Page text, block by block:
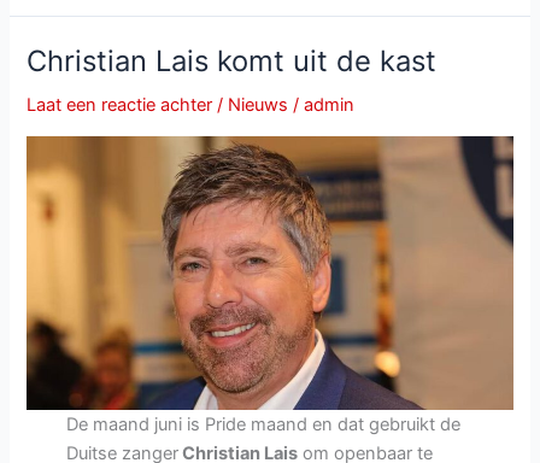
brengt
nieuwe
single
“Es
ist
zu
spät”
lied
als
luisterend
Christian Lais komt uit de kast
Laat een reactie achter / Nieuws /admin
De maand juni is Pride maand en dat gebruikt de
Duitse zangerChristian Laisom openbaar te